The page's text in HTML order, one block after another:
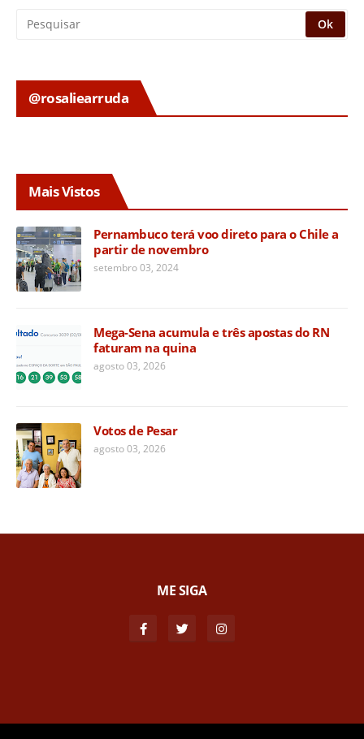
@rosaliearruda
Mais Vistos
Pernambuco terá voo direto para o Chile a
partir de novembro
setembro 03, 2024
Mega-Sena acumula e três apostas do RN
faturam na quina
agosto 03, 2026
Votos de Pesar
agosto 03, 2026
ME SIGA